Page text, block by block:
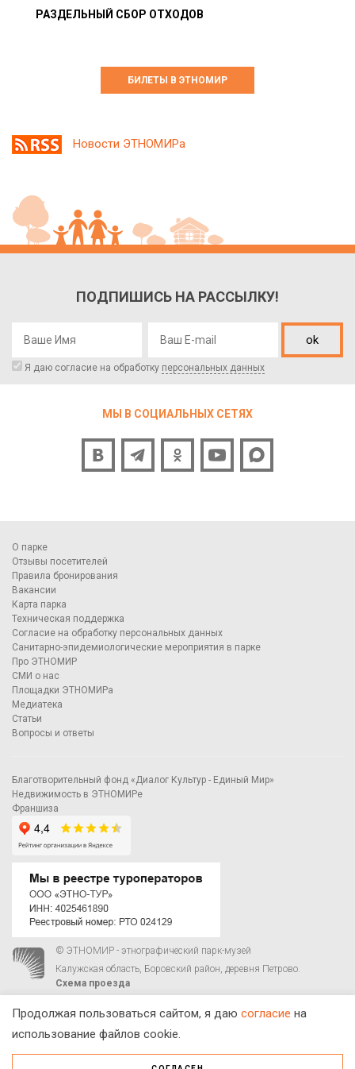
РАЗДЕЛЬНЫЙ СБОР ОТХОДОВ
БИЛЕТЫ В ЭТНОМИР
Новости ЭТНОМИРа
ПОДПИШИСЬ НА РАССЫЛКУ!
ok
Я даю согласие на обработку персональных данных
МЫ В СОЦИАЛЬНЫХ СЕТЯХ
О парке
Отзывы посетителей
Правила бронирования
Вакансии
Карта парка
Техническая поддержка
Согласие на обработку персональных данных
Санитарно-эпидемиологические мероприятия в парке
Про ЭТНОМИР
СМИ о нас
Площадки ЭТНОМИРа
Медиатека
Статьи
Вопросы и ответы
Благотворительный фонд «Диалог Культур - Единый Мир»
Недвижимость в ЭТНОМИРе
Франшиза
© ЭТНОМИР - этнографический парк-музей
Калужская область, Боровский район, деревня Петрово.
Схема проезда
Продолжая пользоваться сайтом, я даю согласие на
использование файлов cookie.